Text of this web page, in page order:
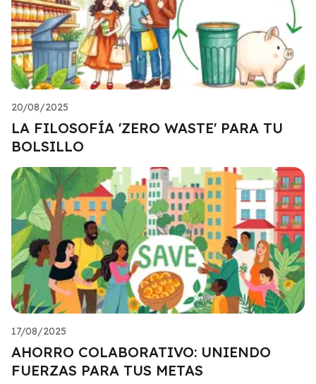
20/08/2025
LA FILOSOFÍA 'ZERO WASTE' PARA TU
BOLSILLO
17/08/2025
AHORRO COLABORATIVO: UNIENDO
FUERZAS PARA TUS METAS